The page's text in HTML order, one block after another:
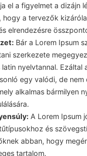
el a figyelmet a dizájn
hogy a tervezők
elrendezésre
Bár a Lorem Ipsum
szerkezete
nyelvtannal. Ezáltal
egy valódi, de nem
alkalmas bármilyen
A Lorem Ipsum
és
abban, hogy
tartalom.